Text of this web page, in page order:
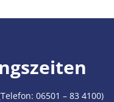
06501 – 83 4100)